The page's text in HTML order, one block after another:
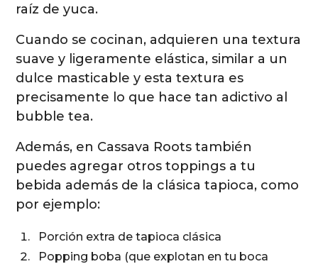
raíz de yuca.
Cuando se cocinan, adquieren una textura
suave y ligeramente elástica, similar a un
dulce masticable y esta textura es
precisamente lo que hace tan adictivo al
bubble tea.
Además, en Cassava Roots también
puedes agregar otros toppings a tu
bebida además de la clásica tapioca, como
por ejemplo:
Porción extra de tapioca clásica
Popping boba (que explotan en tu boca